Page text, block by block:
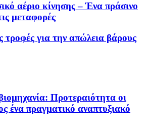
αέριο κίνησης – Ένα πράσινο
μεταφορές
τροφές για την απώλεια βάρους
Προτεραιότητα οι
ένα πραγματικό αναπτυξιακό